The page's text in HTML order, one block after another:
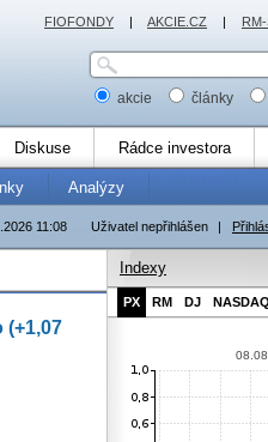
akcie články
Diskuse Rádce investora
Analýzy
Uživatel nepřihlášen |
11:08
(+1,07
Indexy
PX RM DJ NASDAQ
FIOFONDY | AKCIE.CZ |